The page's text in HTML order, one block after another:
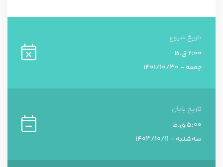
تاریخ شروع
2:00 ق.ظ
جمعه - 1401/10/30
تاریخ پایان
5:00 ق.ظ
سه‌شنبه - 1403/10/11